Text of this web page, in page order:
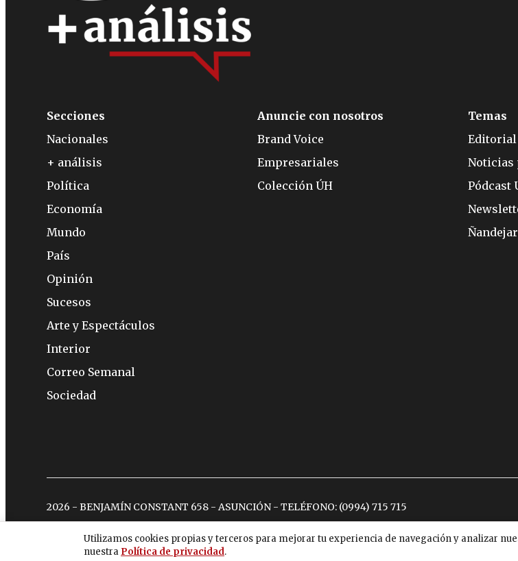
Utilizamos cookies propias y terceros para mejorar tu experiencia de navegación y analizar
nuestra Política de privacidad.
Secciones
Nacionales
+ análisis
Política
Economía
Mundo
País
Opinión
Sucesos
Arte y Espectáculos
Interior
Correo Semanal
Sociedad
Anuncie con nosotros
Brand Voice
Empresariales
Colección ÚH
Temas
Editorial
Noticias
Pódcast
2026 - BENJAMÍN CONSTANT 658 - ASUNCIÓN - TELÉFONO: (0994) 715 715